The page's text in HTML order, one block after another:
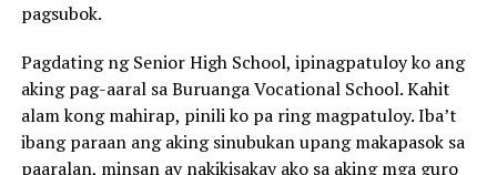
pagsubok.
Pagdating ng Senior High School, ipinagpatuloy ko ang
aking pag-aaral sa Buruanga Vocational School. Kahit
alam kong mahirap, pinili ko pa ring magpatuloy. Iba’t
ibang paraan ang aking sinubukan upang makapasok sa
paaralan, minsan ay nakikisakay ako sa aking mga guro